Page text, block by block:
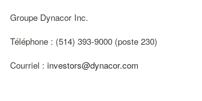
Groupe Dynacor Inc.
Téléphone : (514) 393-9000 (poste 230)
Courriel : investors@dynacor.com